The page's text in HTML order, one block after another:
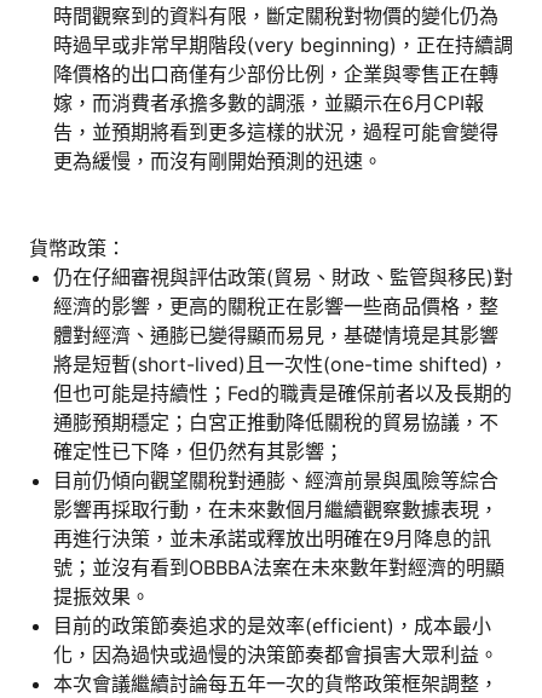
時間觀察到的資料有限，斷定關稅對物價的變化仍為
時過早或非常早期階段(very beginning)，正在持續調
降價格的出口商僅有少部份比例，企業與零售正在轉
嫁，而消費者承擔多數的調漲，並顯示在6月CPI報
告，並預期將看到更多這樣的狀況，過程可能會變得
更為緩慢，而沒有剛開始預測的迅速。
貨幣政策：
仍在仔細審視與評估政策(貿易、財政、監管與移民)對
經濟的影響，更高的關稅正在影響一些商品價格，整
體對經濟、通膨已變得顯而易見，基礎情境是其影響
將是短暫(short-lived)且一次性(one-time shifted)，
但也可能是持續性；Fed的職責是確保前者以及長期的
通膨預期穩定；白宮正推動降低關稅的貿易協議，不
確定性已下降，但仍然有其影響；
目前仍傾向觀望關稅對通膨、經濟前景與風險等綜合
影響再採取行動，在未來數個月繼續觀察數據表現，
再進行決策，並未承諾或釋放出明確在9月降息的訊
號；並沒有看到OBBBA法案在未來數年對經濟的明顯
提振效果。
目前的政策節奏追求的是效率(efficient)，成本最小
化，因為過快或過慢的決策節奏都會損害大眾利益。
本次會議繼續討論每五年一次的貨幣政策框架調整，